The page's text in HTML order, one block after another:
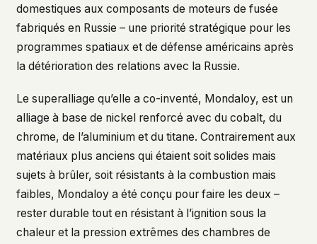
domestiques aux composants de moteurs de fusée
fabriqués en Russie – une priorité stratégique pour les
programmes spatiaux et de défense américains après
la détérioration des relations avec la Russie.
Le superalliage qu’elle a co-inventé, Mondaloy, est un
alliage à base de nickel renforcé avec du cobalt, du
chrome, de l’aluminium et du titane. Contrairement aux
matériaux plus anciens qui étaient soit solides mais
sujets à brûler, soit résistants à la combustion mais
faibles, Mondaloy a été conçu pour faire les deux –
rester durable tout en résistant à l’ignition sous la
chaleur et la pression extrêmes des chambres de